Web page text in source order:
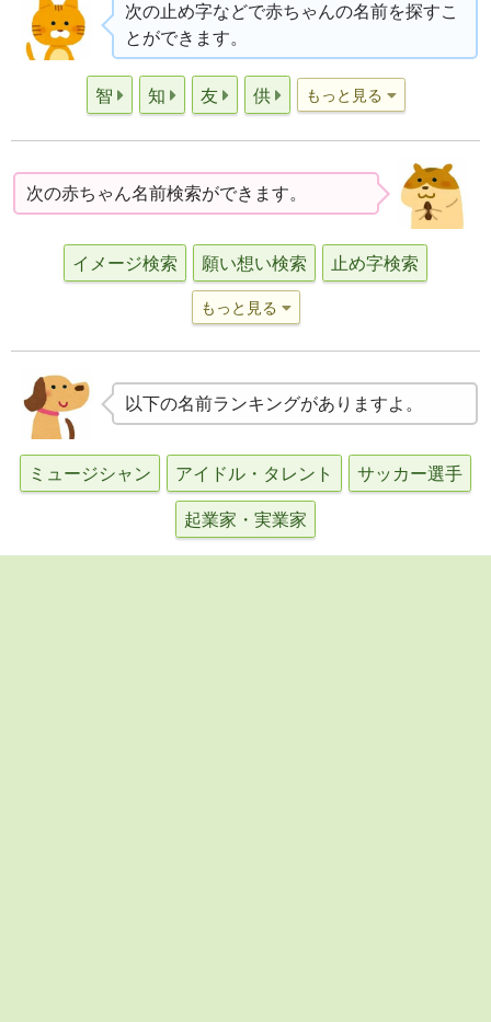
次の止め字などで赤ちゃんの名前を探すこ
とができます。
智 知 友 供 もっと見る
次の赤ちゃん名前検索ができます。
イメージ検索 願い想い検索 止め字検索
もっと見る
以下の名前ランキングがありますよ。
ミュージシャン アイドル・タレント サッカー選手
起業家・実業家